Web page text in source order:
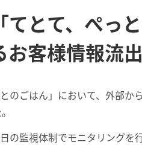
とて、ぺっ
客様情報流
ごはん」において、外部か
監視体制でモニタリングを